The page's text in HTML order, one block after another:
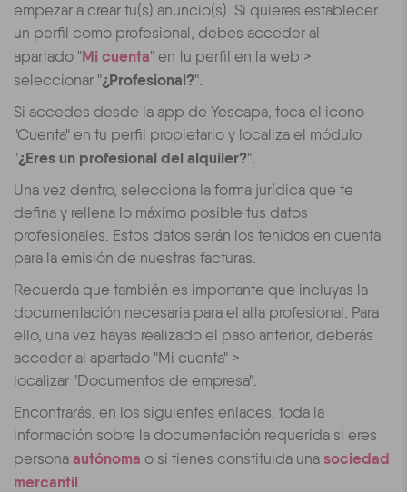
empezar a crear tu(s) anuncio(s). Si quieres establecer
un perfil como profesional, debes acceder al
apartado "Mi cuenta" en tu perfil en la web >
seleccionar "¿Profesional?".
Si accedes desde la app de Yescapa, toca el icono
"Cuenta" en tu perfil propietario y localiza el módulo
"¿Eres un profesional del alquiler?".
Una vez dentro, selecciona la forma jurídica que te
defina y rellena lo máximo posible tus datos
profesionales. Estos datos serán los tenidos en cuenta
para la emisión de nuestras facturas.
Recuerda que también es importante que incluyas la
documentación necesaria para el alta profesional. Para
ello, una vez hayas realizado el paso anterior, deberás
acceder al apartado "Mi cuenta" >
localizar "Documentos de empresa".
Encontrarás, en los siguientes enlaces, toda la
información sobre la documentación requerida si eres
persona autónoma o si tienes constituida una sociedad
mercantil.